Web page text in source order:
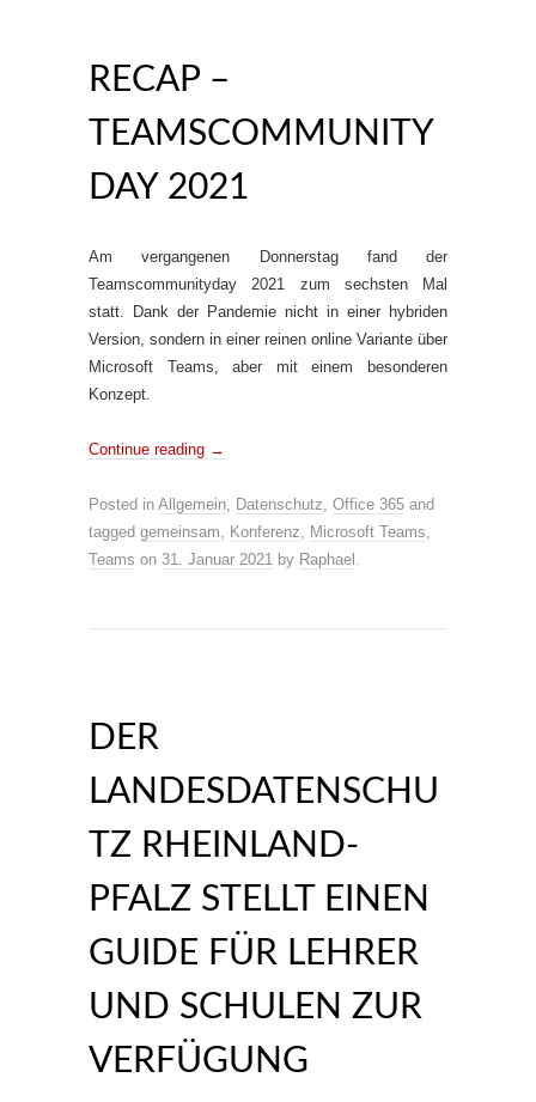
RECAP –
TEAMSCOMMUNITY
DAY 2021
Am vergangenen Donnerstag fand der
Teamscommunityday 2021 zum sechsten Mal
statt. Dank der Pandemie nicht in einer hybriden
Version, sondern in einer reinen online Variante über
Microsoft Teams, aber mit einem besonderen
Konzept.
Continue reading →
Posted in Allgemein, Datenschutz, Office 365 and
tagged gemeinsam, Konferenz, Microsoft Teams,
Teams on 31. Januar 2021 by Raphael .
DER
LANDESDATENSCHU
TZ RHEINLAND-
PFALZ STELLT EINEN
GUIDE FÜR LEHRER
UND SCHULEN ZUR
VERFÜGUNG